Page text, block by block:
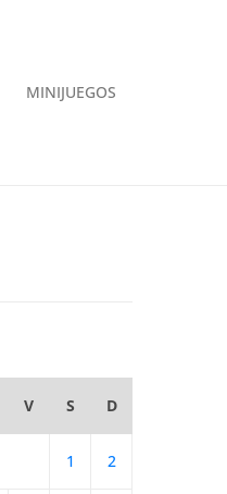
MINIJUEGOS
V S D
1 2